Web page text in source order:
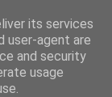
its services
user-agent are
and security
usage